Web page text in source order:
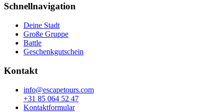
Schnellnavigation
Deine Stadt
Große Gruppe
Battle
Geschenkgutschein
Kontakt
info@escapetours.com
+31 85 064 52 47
Kontaktformular